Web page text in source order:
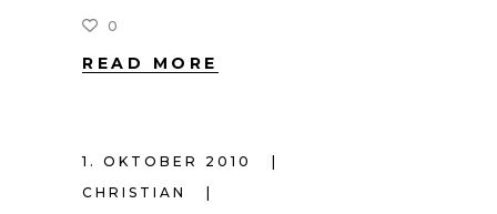
0
READ MORE
1. OKTOBER 2010
CHRISTIAN